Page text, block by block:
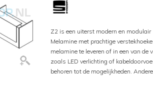
Z2 is een uiterst modern en
Melamine met prachtige
melamine te leveren of in een van de
zoals LED verlichting of
behoren tot de mogelijkheden.